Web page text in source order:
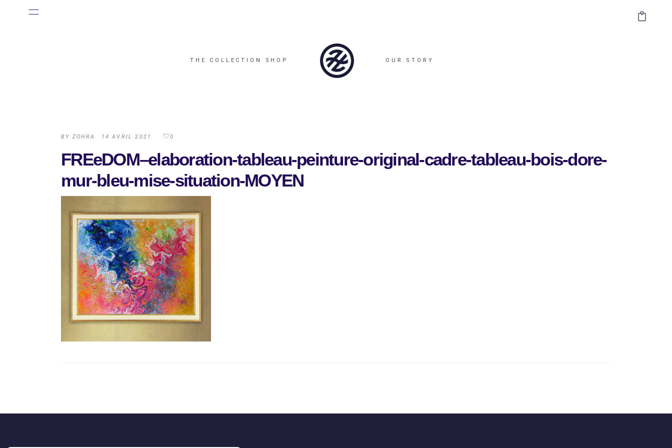
THE COLLECTION SHOP OUR STORY
BY ZOHRA 14 AVRIL 2021 0
FREeDOM–elaboration-tableau-peinture-original-cadre-tableau-bois-dore-
mur-bleu-mise-situation-MOYEN